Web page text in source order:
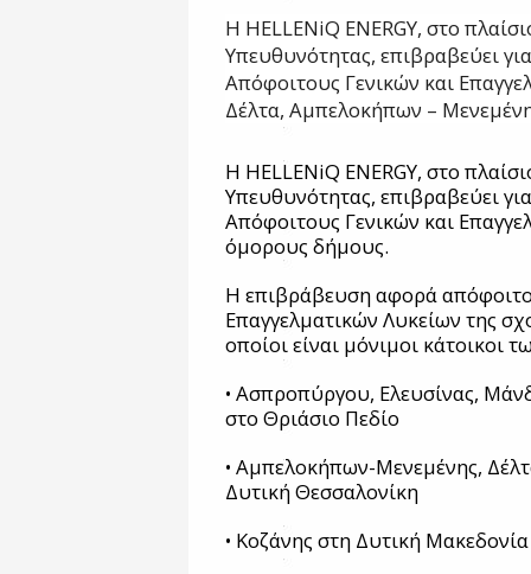
Η HELLENiQ ENERGY, στο
Υπευθυνότητας, επιβραβεύει
Απόφοιτους Γενικών και
Δέλτα, Αμπελοκήπων –
Η HELLENiQ ENERGY, στο
Υπευθυνότητας, επιβραβεύει
Απόφοιτους Γενικών και
όμορους δήμους.
Η επιβράβευση αφορά
Επαγγελματικών Λυκείων της
οποίοι είναι μόνιμοι κάτοικοι
• Ασπροπύργου, Ελευσίνας,
στο Θριάσιο Πεδίο
• Αμπελοκήπων-Μενεμένης,
Δυτική Θεσσαλονίκη
• Κοζάνης στη Δυτική